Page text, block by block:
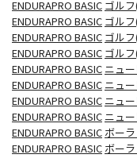
ENDURAPRO BASIC ゴル
ENDURAPRO BASIC ゴル
ENDURAPRO BASIC ゴル
ENDURAPRO BASIC ゴル
ENDURAPRO BASIC ニュ
ENDURAPRO BASIC ニュ
ENDURAPRO BASIC ニュ
ENDURAPRO BASIC ニュ
ENDURAPRO BASIC ボー
ENDURAPRO BASIC ボー